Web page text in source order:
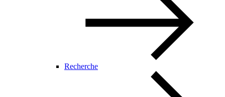
Recherche